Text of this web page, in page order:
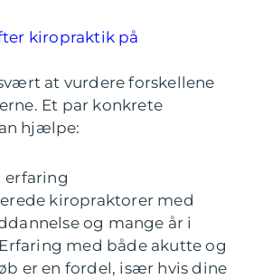
kiropraktik på
at vurdere forskellene
Et par konkrete
hjælpe:
erfaring
kiropraktorer med
og mange år i
med både akutte og
er en fordel, især hvis dine